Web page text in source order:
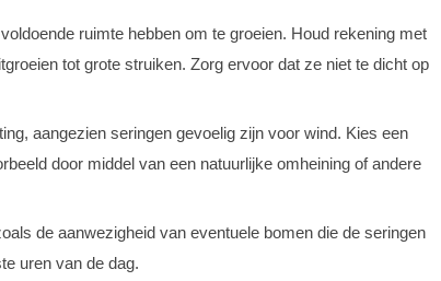
ruimte hebben om te groeien. Houd rekening met
tot grote struiken. Zorg ervoor dat ze niet te dicht op
aangezien seringen gevoelig zijn voor wind. Kies een
door middel van een natuurlijke omheining of andere
de aanwezigheid van eventuele bomen die de seringen
uren van de dag.